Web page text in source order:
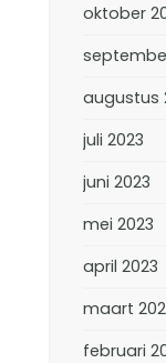
oktober
augustus
juli 2023
juni 2023
mei 2023
april 2023
maart
februari